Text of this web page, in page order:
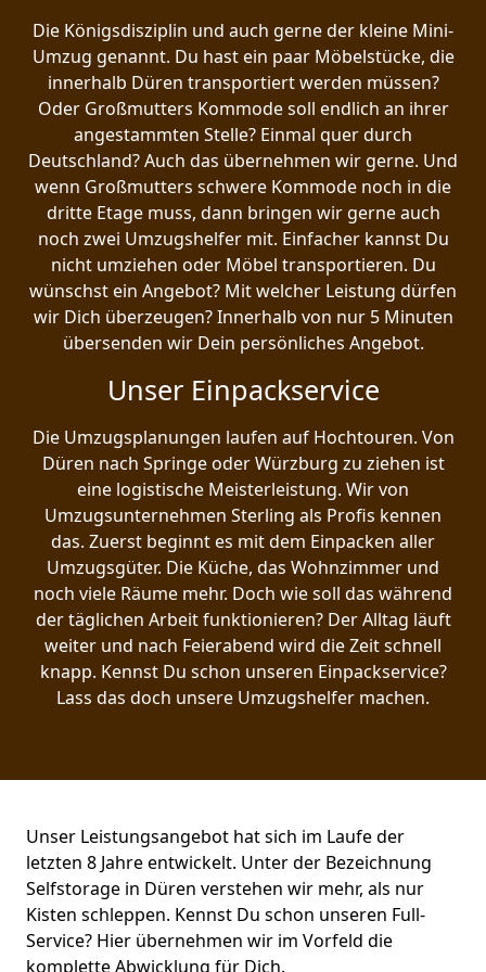
Die Königsdisziplin und auch gerne der kleine Mini-
Umzug genannt. Du hast ein paar Möbelstücke, die
innerhalb Düren transportiert werden müssen?
Oder Großmutters Kommode soll endlich an ihrer
angestammten Stelle? Einmal quer durch
Deutschland? Auch das übernehmen wir gerne. Und
wenn Großmutters schwere Kommode noch in die
dritte Etage muss, dann bringen wir gerne auch
noch zwei Umzugshelfer mit. Einfacher kannst Du
nicht umziehen oder Möbel transportieren. Du
wünschst ein Angebot? Mit welcher Leistung dürfen
wir Dich überzeugen? Innerhalb von nur 5 Minuten
übersenden wir Dein persönliches Angebot.
Unser Einpackservice
Die Umzugsplanungen laufen auf Hochtouren. Von
Düren nach Springe oder Würzburg zu ziehen ist
eine logistische Meisterleistung. Wir von
Umzugsunternehmen Sterling als Profis kennen
das. Zuerst beginnt es mit dem Einpacken aller
Umzugsgüter. Die Küche, das Wohnzimmer und
noch viele Räume mehr. Doch wie soll das während
der täglichen Arbeit funktionieren? Der Alltag läuft
weiter und nach Feierabend wird die Zeit schnell
knapp. Kennst Du schon unseren Einpackservice?
Lass das doch unsere Umzugshelfer machen.
Unser Leistungsangebot hat sich im Laufe der
letzten 8 Jahre entwickelt. Unter der Bezeichnung
Selfstorage in Düren verstehen wir mehr, als nur
Kisten schleppen. Kennst Du schon unseren Full-
Service? Hier übernehmen wir im Vorfeld die
komplette Abwicklung für Dich.